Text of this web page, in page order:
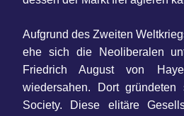
Aufgrund des Zweiten
ehe sich die Neoliberalen
Friedrich August von
wiedersahen. Dort
Society. Diese elitäre